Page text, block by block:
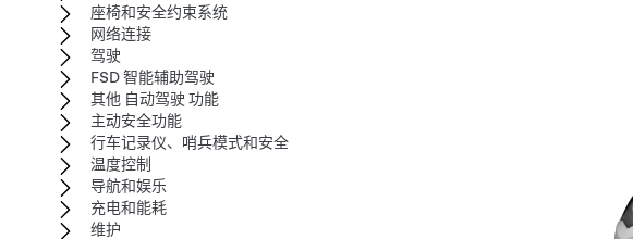
座椅和安全约束系统
网络连接
驾驶
FSD 智能辅助驾驶
其他 自动驾驶 功能
主动安全功能
行车记录仪、哨兵模式和安全
温度控制
导航和娱乐
充电和能耗
维护